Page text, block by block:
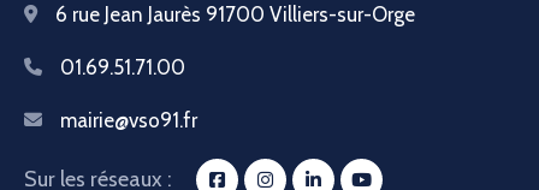
6 rue Jean Jaurès 91700 Villiers-sur-Orge
01.69.51.71.00
mairie@vso91.fr
Sur les réseaux :